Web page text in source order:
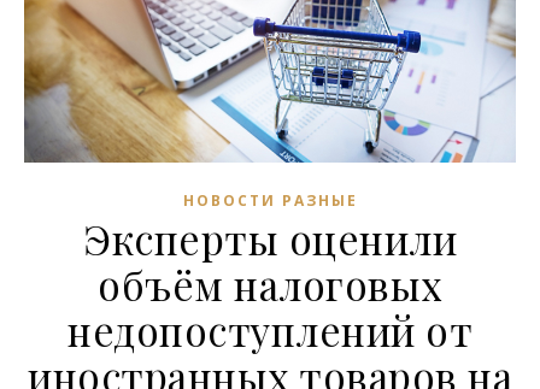
НОВОСТИ РАЗНЫЕ
Эксперты оценили
объём налоговых
недопоступлений от
иностранных товаров на